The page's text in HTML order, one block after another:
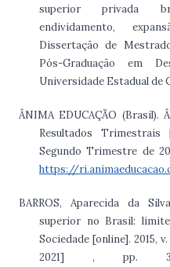
superior privada
endividamento,
Dissertação de
Pós-Graduação em
Universidade Estadual de
ÂNIMA EDUCAÇÃO (Brasil).
Resultados
Segundo Trimestre de
https://
BARROS, Aparecida da
superior no Brasil:
Sociedade [online]. 2015,
2021] , pp.